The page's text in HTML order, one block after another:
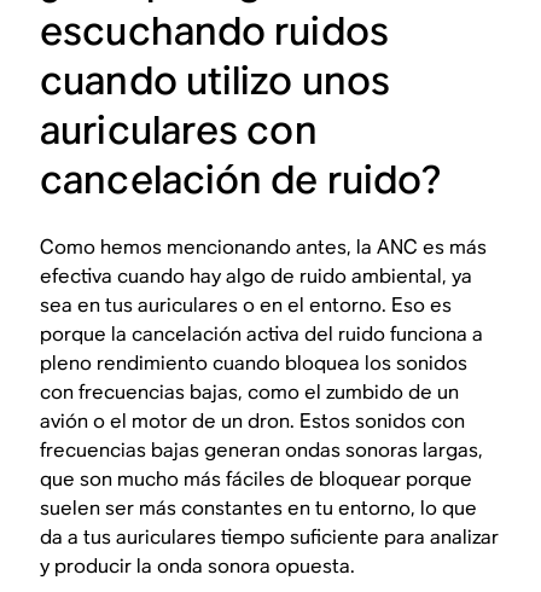
escuchando ruidos
cuando utilizo unos
auriculares con
cancelación de ruido?
Como hemos mencionando antes, la ANC es más
efectiva cuando hay algo de ruido ambiental, ya
sea en tus auriculares o en el entorno. Eso es
porque la cancelación activa del ruido funciona a
pleno rendimiento cuando bloquea los sonidos
confrecuencias bajas, como el zumbido de un
avión o el motor de un dron. Estos sonidos con
frecuencias bajas generan ondas sonoras largas,
que son mucho más fáciles de bloquear porque
suelen ser más constantes en tu entorno, lo que
da a tus auriculares tiempo suficiente para analizar
y producir la onda sonora opuesta.